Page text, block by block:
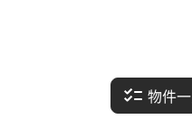
物件